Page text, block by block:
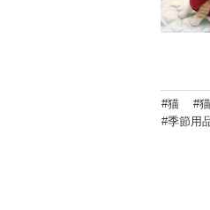
#猫 #
#季節用